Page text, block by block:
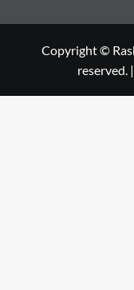
Copyright ©
reserved. |